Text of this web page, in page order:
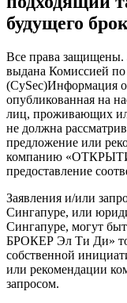
будущего
Все права защищены.
выдана Комиссией
(CySec)Информация
опубликованная на
лиц, проживающих
не должна
предложение или
компанию
предоставление
Заявления и/или
Сингапуре, или
Сингапуре, могут
БРОКЕР Эл Ти Ди»
собственной
или рекомендации
запросом.